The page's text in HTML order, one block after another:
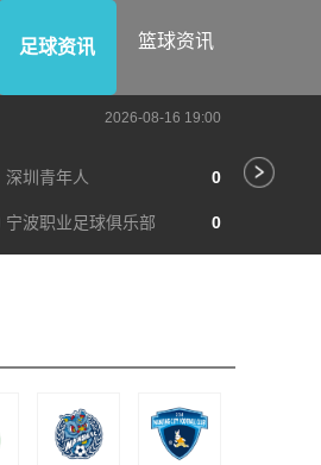
足球资讯 篮球资讯
2026-08-16 19:00
深圳青年人 0
宁波职业足球俱乐部 0